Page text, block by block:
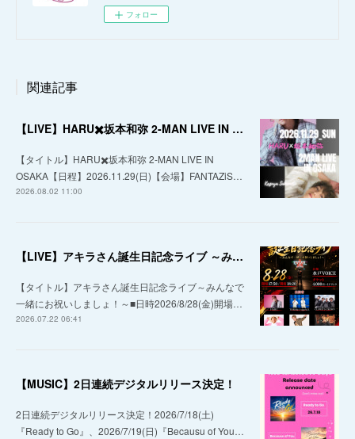
フォロー
関連記事
【LIVE】HARU✖️坂本和弥 2-MAN LIVE IN OSAKA
【タイトル】HARU✖️坂本和弥 2-MAN LIVE IN
OSAKA【日程】2026.11.29(日)【会場】FANTAZiS…
2026.08.02 11:00
【LIVE】アキラさん誕生日記念ライブ ～みんなで一緒にお祝いしましょ！～
【タイトル】アキラさん誕生日記念ライブ～みんなで
一緒にお祝いしましょ！～■日時2026/8/28(金)開場…
2026.07.22 06:41
【MUSIC】2日連続デジタルリリース決定！
2日連続デジタルリリース決定！2026/7/18(土)
『Ready to Go』、2026/7/19(日)『Becausu of You…